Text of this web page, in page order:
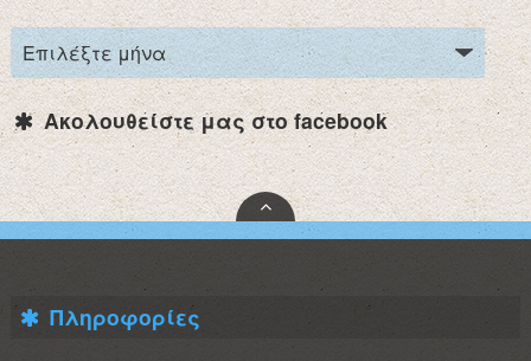
Ακολουθείστε μας στο facebook
Πληροφορίες